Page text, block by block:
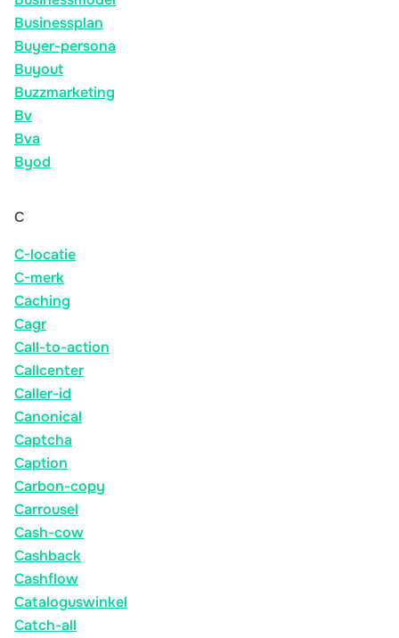
Businessplan
Buyer-persona
Buyout
Buzzmarketing
Bv
Bva
Byod
C
C-locatie
C-merk
Caching
Cagr
Call-to-action
Callcenter
Caller-id
Canonical
Captcha
Caption
Carbon-copy
Carrousel
Cash-cow
Cashback
Cashflow
Cataloguswinkel
Catch-all